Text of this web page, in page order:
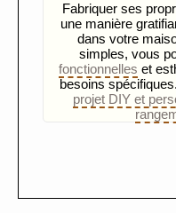
Fabriquer ses
une manière
dans votre
simples, vous
fonctionnelles et
besoins
projet DIY et